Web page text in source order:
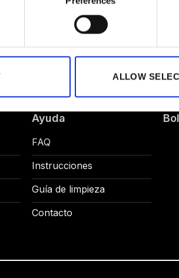
ALLOW
Ayuda
FAQ
Instrucciones
Guía de limpieza
Contacto